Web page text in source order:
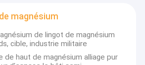
magnésium
de lingot de magnésium
cible, industrie militaire
de haut de magnésium alliage pur